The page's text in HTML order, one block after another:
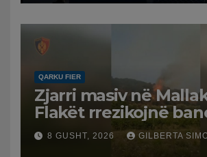
QARKU FIER
Zjarri masiv në
Flakët rrezikojnë
Policia evakuon disa
në Koilac
8 GUSHT, 2026 GILBERTA